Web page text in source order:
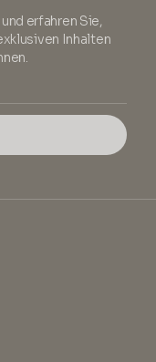
erfahren Sie,
Inhalten